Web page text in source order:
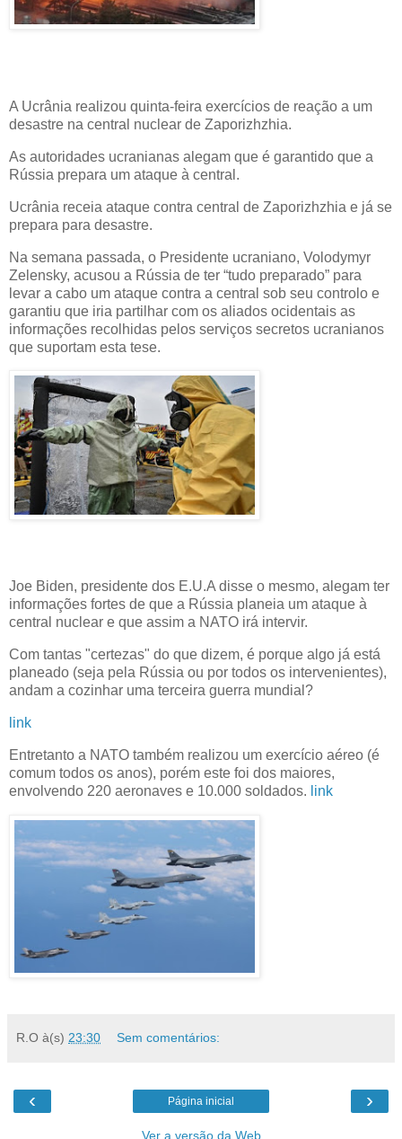
A Ucrânia realizou quinta-feira exercícios de reação a um
desastre na central nuclear de Zaporizhzhia.
As autoridades ucranianas alegam que é garantido que a
Rússia prepara um ataque à central.
Ucrânia receia ataque contra central de Zaporizhzhia e já se
prepara para desastre.
Na semana passada, o Presidente ucraniano, Volodymyr
Zelensky, acusou a Rússia de ter “tudo preparado” para
levar a cabo um ataque contra a central sob seu controlo e
garantiu que iria partilhar com os aliados ocidentais as
informações recolhidas pelos serviços secretos ucranianos
que suportam esta tese.
Joe Biden, presidente dos E.U.A disse o mesmo, alegam ter
informações fortes de que a Rússia planeia um ataque à
central nuclear e que assim a NATO irá intervir.
Com tantas "certezas" do que dizem, é porque algo já está
planeado (seja pela Rússia ou por todos os intervenientes),
andam a cozinhar uma terceira guerra mundial?
link
Entretanto a NATO também realizou um exercício aéreo (é
comum todos os anos), porém este foi dos maiores,
envolvendo 220 aeronaves e 10.000 soldados. link
R.O à(s) 23:30 Sem comentários:
‹ ›
Página inicial
Ver a versão da Web